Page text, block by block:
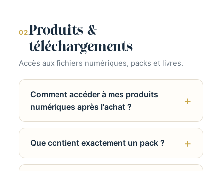
02Produits &
téléchargements
Accès aux fichiers numériques, packs et livres.
Comment accéder à mes produits
numériques après l'achat ?
Que contient exactement un pack ?